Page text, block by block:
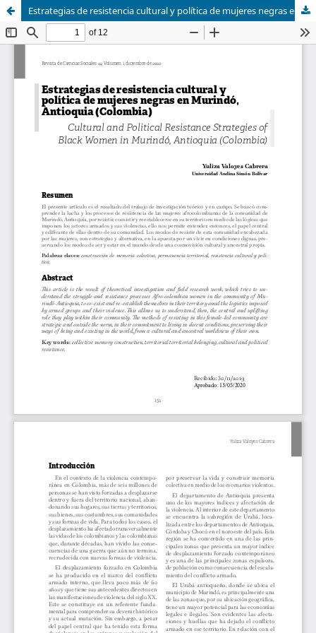
Estrategias de resistencia cultural y política de mujeres negras en Murindó, Antioquia (Colombia)